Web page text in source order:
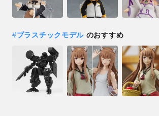
#プラスチックモデル のおすすめ